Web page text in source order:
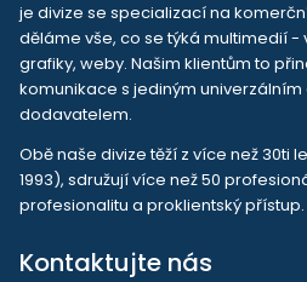
je divize se specializací na
děláme vše, co se týká multimedií -
grafiky, weby. Našim klientům to
komunikace s jediným
dodavatelem.
Obě naše divize těží z více než 30ti
1993), sdružují více než 50
profesionalitu a proklientský přístup.
Kontaktujte nás